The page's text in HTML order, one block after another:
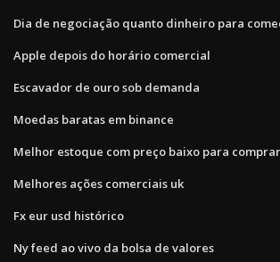
Dia de negociação quanto dinheiro para
Apple depois do horário comercial
Escavador de ouro sob demanda
Moedas baratas em binance
Melhor estoque com preço baixo para
Melhores ações comerciais uk
Fx eur usd histórico
Ny feed ao vivo da bolsa de valores